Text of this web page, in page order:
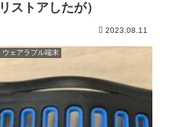
リストアしたが）
2023.08.11
ウェアラブル端末